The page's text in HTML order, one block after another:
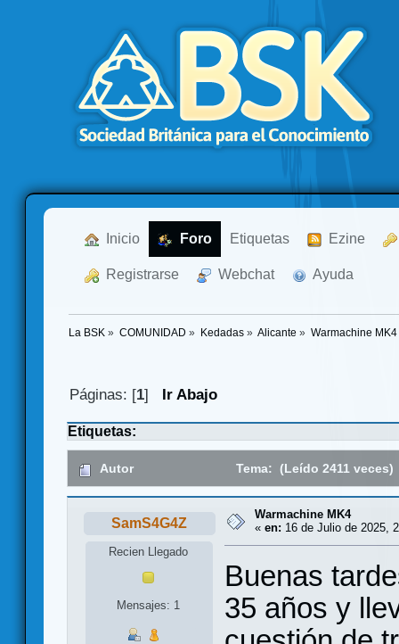
Inicio Foro Etiquetas Ezine
Registrarse Webchat Ayuda
La BSK » COMUNIDAD » Kedadas» Alicante » Warmachine MK4
Páginas: [1] Ir Abajo
Etiquetas:
Autor Tema: (Leído 2411 veces)
SamS4G4Z
Recien Llegado
Mensajes: 1
Warmachine MK4
« en: 16 de Julio de 2025,
Buenas
35 años y